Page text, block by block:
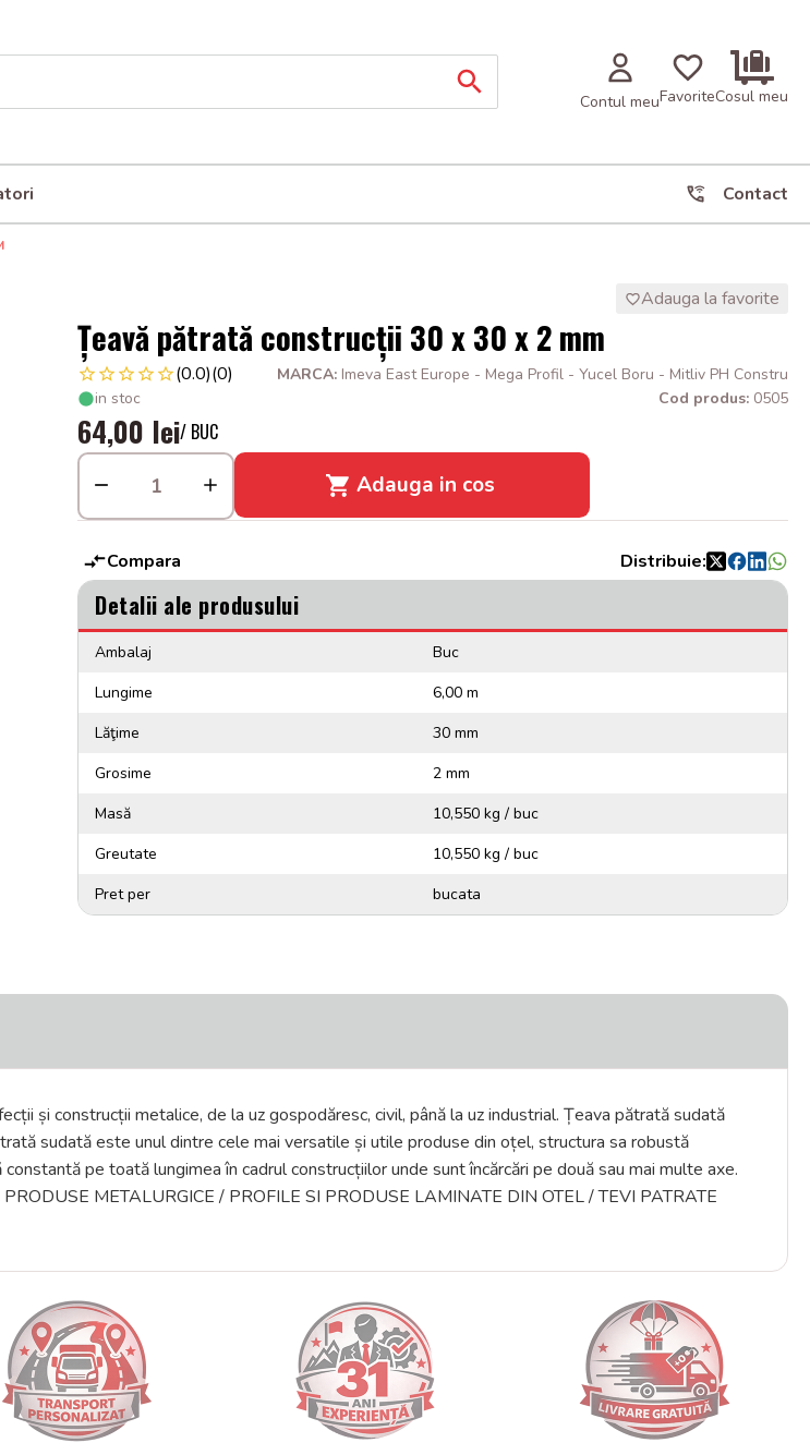
Contul meuFavoriteCosul meu
Contact
Adauga la favorite
Țeavă pătrată construcții 30 x 30 x 2 mm
(0.0)(0) MARCA: Imeva East Europe - Mega Profil - Yucel Boru - Mitliv PH Constru
in stoc
Cod produs: 0505
64,00 lei/ BUC
Adauga in cos
Compara Distribuie:
Detalii ale produsului
Ambalaj
Buc
Lungime
6,00 m
Lăţime
30 mm
Grosime
2 mm
Masă
10,550 kg / buc
Greutate
10,550 kg / buc
Pret per
bucata
și construcții metalice, de la uz gospodăresc, civil, până la uz industrial. Țeava pătrată sudată
sudată este unul dintre cele mai versatile și utile produse din oțel, structura sa robustă
pe toată lungimea în cadrul construcțiilor unde sunt încărcări pe două sau mai multe axe.
METALURGICE / PROFILE SI PRODUSE LAMINATE DIN OTEL / TEVI PATRATE